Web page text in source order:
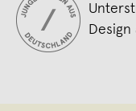
Design